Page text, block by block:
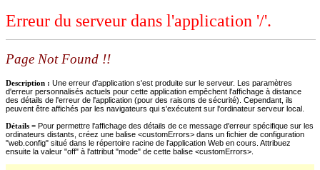
Erreur du serveur dans l'application '/'.
Page Not Found !!
Description : Une erreur d'application s'est produite sur le serveur. Les paramètres
d'erreur personnalisés actuels pour cette application empêchent l'affichage à distance
des détails de l'erreur de l'application (pour des raisons de sécurité). Cependant, ils
peuvent être affichés par les navigateurs qui s'exécutent sur l'ordinateur serveur local.
Détails = Pour permettre l'affichage des détails de ce message d'erreur spécifique sur les
ordinateurs distants, créez une balise <customErrors> dans un fichier de configuration
"web.config" situé dans le répertoire racine de l'application Web en cours. Attribuez
ensuite la valeur "off" à l'attribut "mode" de cette balise <customErrors>.